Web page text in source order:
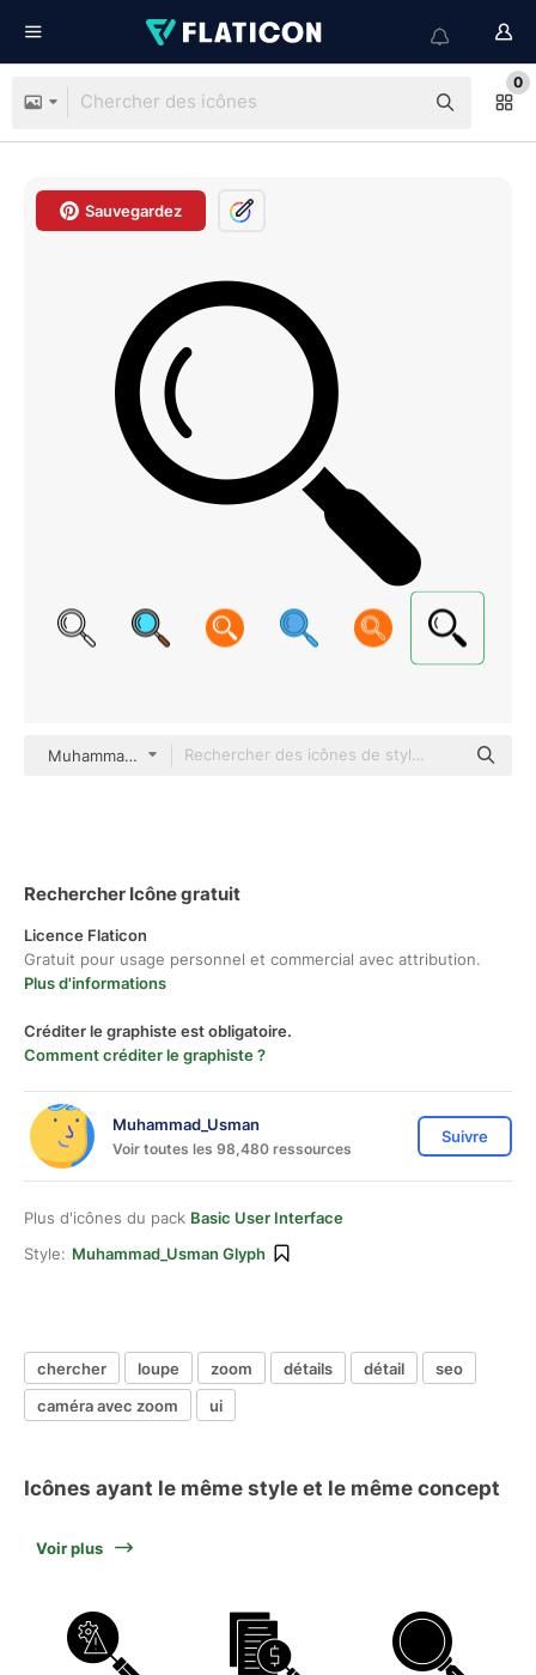
0
Sauvegardez
Muhammad_Usman Glyph
Rechercher Icône gratuit
Licence Flaticon
Gratuit pour usage personnel et commercial avec attribution.
Plus d'informations
Créditer le graphiste est obligatoire.
Comment créditer le graphiste ?
Muhammad_Usman
Voir toutes les 98,480 ressources
Suivre
Plus d'icônes du pack Basic User Interface
Style: Muhammad_Usman Glyph
chercher loupe zoom détails détail
seo
caméra avec zoom
ui
Icônes ayant le même style et le même concept
Voir plus